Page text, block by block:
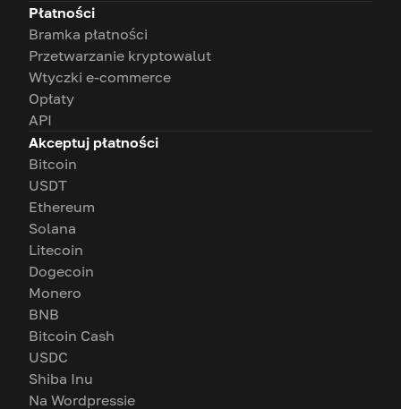
Płatności
Bramka płatności
Przetwarzanie kryptowalut
Wtyczki e-commerce
Opłaty
API
Akceptuj płatności
Bitcoin
USDT
Ethereum
Solana
Litecoin
Dogecoin
Monero
BNB
Bitcoin Cash
USDC
Shiba Inu
Na Wordpressie